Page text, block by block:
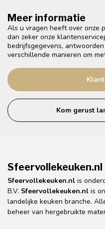
Meer informatie
Als u vragen heeft over onze
dan zeker onze
bedrijfsgegevens,
verschillende manieren om
Kom gerust
Sfeervollekeuken.nl
Sfeervollekeuken.nl is
B.V. Sfeervollekeuken.nl is
landelijke keuken branche.
beheer van hergebruikte